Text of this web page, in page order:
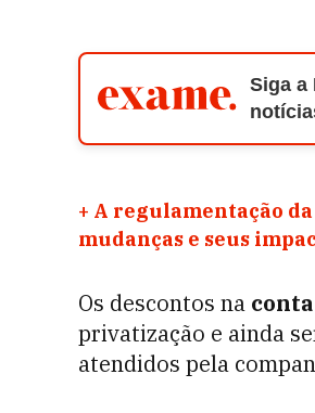
Siga a
+ A regulamentação
mudanças e seus
Os descontos na
privatização e ainda
atendidos pela